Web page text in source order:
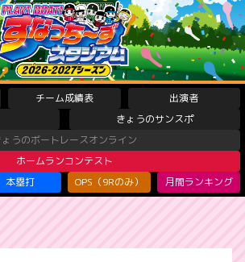
チーム成績表
出演者
きょうのサンスポ
ょうのボートレースオンライン
ホームランコンテスト
本塁打 OPS（9Rのみ） 月間ランキング